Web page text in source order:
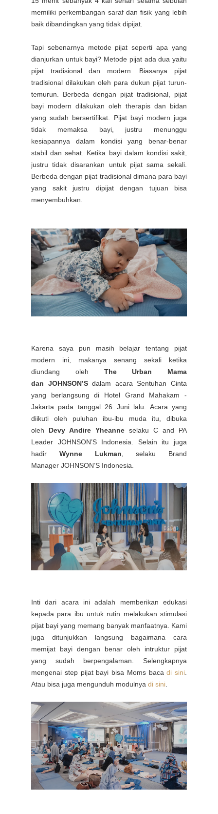
memiliki perkembangan saraf dan fisik yang lebih
baik dibandingkan yang tidak dipijat.
Tapi sebenarnya metode pijat seperti apa yang
dianjurkan untuk bayi? Metode pijat ada dua yaitu
pijat tradisional dan modern. Biasanya pijat
tradisional dilakukan oleh para dukun pijat turun-
temurun. Berbeda dengan pijat tradisional, pijat
bayi modern dilakukan oleh therapis dan bidan
yang sudah bersertifikat. Pijat bayi modern juga
tidak memaksa bayi, justru menunggu
kesiapannya dalam kondisi yang benar-benar
stabil dan sehat. Ketika bayi dalam kondisi sakit,
justru tidak disarankan untuk pijat sama sekali.
Berbeda dengan pijat tradisional dimana para bayi
yang sakit justru dipijat dengan tujuan bisa
menyembuhkan.
Karena saya pun masih belajar tentang pijat
modern ini, makanya senang sekali ketika
diundang oleh The Urban Mama
dan JOHNSON’S dalam acara Sentuhan Cinta
yang berlangsung di Hotel Grand Mahakam -
Jakarta pada tanggal 26 Juni lalu. Acara yang
diikuti oleh puluhan ibu-ibu muda itu, dibuka
oleh Devy Andire Yheanne selaku C and PA
Leader JOHNSON’SIndonesia. Selain itu juga
hadir Wynne Lukman , selaku Brand
Manager JOHNSON’S Indonesia.
Inti dari acara ini adalah memberikan edukasi
kepada para ibu untuk rutin melakukan stimulasi
pijat bayi yang memang banyak manfaatnya. Kami
juga ditunjukkan langsung bagaimana cara
memijat bayi dengan benar oleh intruktur pijat
yang sudah berpengalaman. Selengkapnya
mengenai step pijat bayi bisa Moms bacadi sini.
Atau bisa juga mengunduh modulnya di sini.